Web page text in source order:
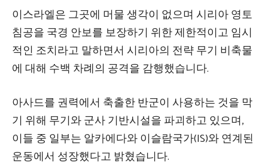
이스라엘은 그곳에 머물 생각이 없으며 시리아 영토
침공을 국경 안보를 보장하기 위한 제한적이고 임시
적인 조치라고 말하면서 시리아의 전략 무기 비축물
에 대해 수백 차례의 공격을 감행했습니다.
아사드를 권력에서 축출한 반군이 사용하는 것을 막
기 위해 무기와 군사 기반시설을 파괴하고 있으며,
이들 중 일부는 알카에다와 이슬람국가(IS)와 연계된
운동에서 성장했다고 밝혔습니다.